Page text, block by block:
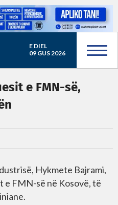
E DIEL
09 GUS 2026
e FMN-së,
Hykmete Bajrami,
e FMN-së në Kosovë, të